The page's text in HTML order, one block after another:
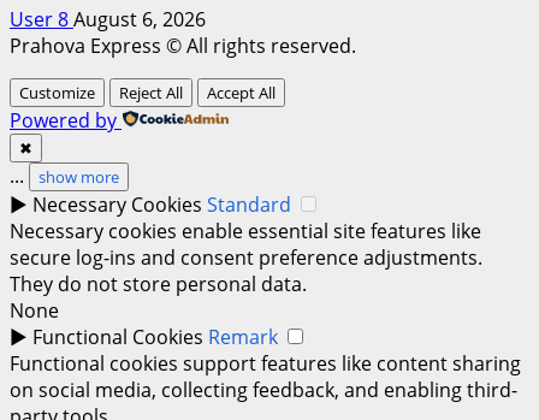
User 8August 6, 2026
Prahova Express © All rights reserved.
Customize Reject All Accept All
Powered by
✖
... show more
► Necessary Cookies Standard
Necessary cookies enable essential site features like
secure log-ins and consent preference adjustments.
They do not store personal data.
None
► Functional Cookies Remark
Functional cookies support features like content sharing
on social media, collecting feedback, and enabling third-